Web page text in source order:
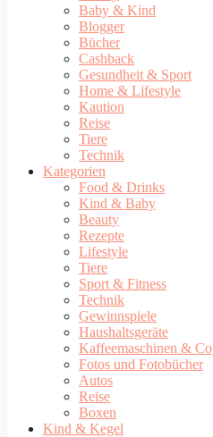
Baby & Kind
Blogger
Bücher
Cashback
Gesundheit & Sport
Home & Lifestyle
Kaution
Reise
Tiere
Technik
Kategorien
Food & Drinks
Kind & Baby
Beauty
Rezepte
Lifestyle
Tiere
Sport & Fitness
Technik
Gewinnspiele
Haushaltsgeräte
Kaffeemaschinen & Co
Fotos und Fotobücher
Autos
Reise
Boxen
Kind & Kegel